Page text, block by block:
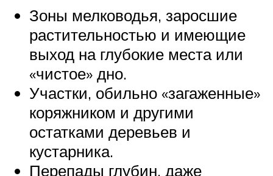
Зоны мелководья, заросшие
растительностью и имеющие
выход на глубокие места или
«чистое» дно.
Участки, обильно «загаженные»
коряжником и другими
остатками деревьев и
кустарника.
Перепады глубин, даже